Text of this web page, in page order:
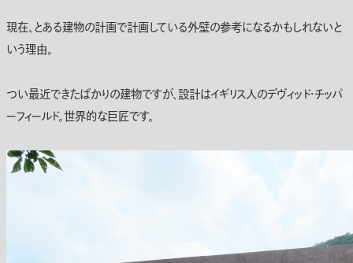
現在、とある建物の計画で計画している外壁の参考になるかもしれないと
いう理由。
つい最近できたばかりの建物ですが、設計はイギリス人のデヴィッド・チッパ
ーフィールド。世界的な巨匠です。